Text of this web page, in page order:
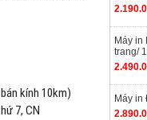
kính 10km)
7, CN
Máy in
trang/
Máy in